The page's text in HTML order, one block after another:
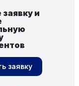
заявку и
заявку